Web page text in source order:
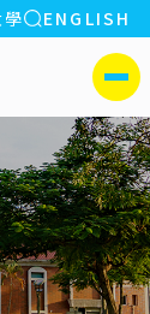
全站搜索
ENGLISH
側選單